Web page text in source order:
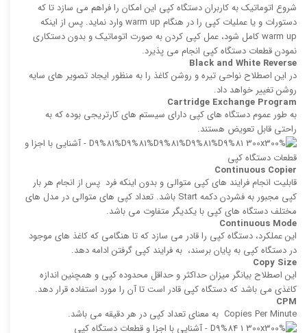
شروع اتوماتیک به كاربران دستگاه کپی این امكان را فراهم می سازد تا كه
دستورات و یا عملیات كپی را در هنگام warm up وارد نماید. پس از اینكه
warm up كامل شود، عمل كپی كردن به صورت اتوماتیک و بدون دستکاری
نمودن قطعات دستگاه کپی انجام می پذیرد.
Black and White Reverse
در این اصطلاح نواحی تیره و روشن کاغذ را به منظور ایجاد تصویر های سایه
روشن تغییر خواهد داد.
Cartridge Exchange Program
به طور عموم دستگاه های کپی دارای سیستم های كارتریجی بوده كه به
راحتی قابل تعویض هستند.
Continuous Copier
قابلیت انجام فرایند های كپی‌ متوالی و بدون اینكه فرد پس از انجام هر بار
كپی مجبور به فشردن دكمه Start باشد. تعداد كپی‌ های متوالی در مدل های
مختلف دستگاه های کپی با یکدیگر متفاوت می باشد.
Continuous Mode
این عملکرد، دستگاه کپی را قادر می ‌سازد که تا هنگامی كه كاغذ های موجود
در دستگاه کپی به پایان برسند، به فرایند كپی گرفتن ادامه دهد.
Copy Size
این اصطلاح بیانگر میزان حداكثر و حداقل محدوده كپی و همچنین اندازه
كاغذی می باشد كه دستگاه كپی قادر است تا آن را مورد استفاده قرار دهد.
CPM
‍Copies Per Minute به معنای تعداد كپی در هر دقیقه می باشد.